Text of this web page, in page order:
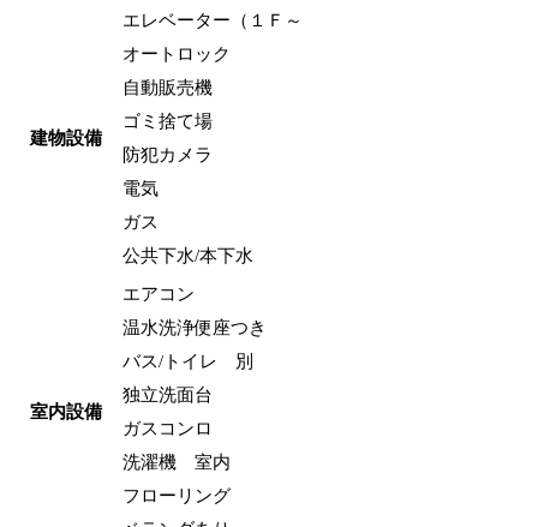
建物設備
エレベーター（１Ｆ～
オートロック
自動販売機
ゴミ捨て場
防犯カメラ
電気
ガス
公共下水/本下水
室内設備
エアコン
温水洗浄便座つき
バス/トイレ 別
独立洗面台
ガスコンロ
洗濯機 室内
フローリング